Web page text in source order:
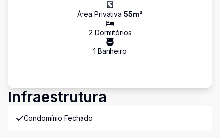
Área Privativa 55m²
2 Dormitórios
1 Banheiro
Infraestrutura
Condomínio Fechado